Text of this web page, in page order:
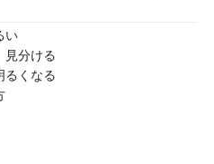
い
見分ける
るくなる